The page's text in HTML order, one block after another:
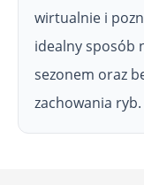
wirtualnie i
idealny sposób
sezonem oraz
zachowania ryb.